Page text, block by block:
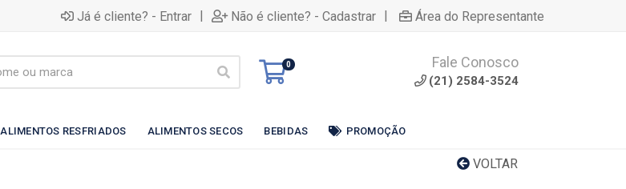
Já é cliente? - Entrar | Não é cliente? - Cadastrar | Área do Representante
0 Fale Conosco
(21) 2584-3524
ALIMENTOS RESFRIADOS ALIMENTOS SECOS BEBIDAS PROMOÇÃO
VOLTAR